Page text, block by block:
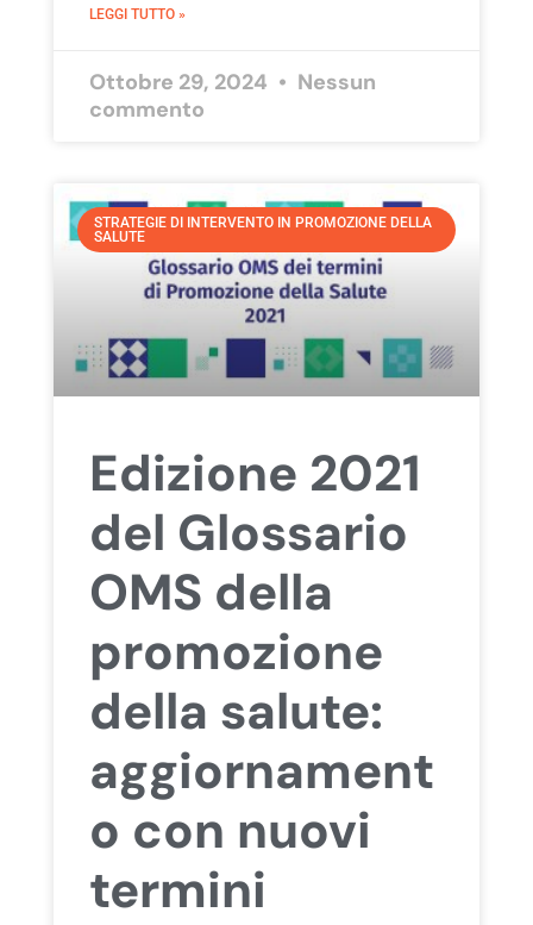
LEGGI TUTTO »
Ottobre 29, 2024
Nessun
commento
STRATEGIE DI INTERVENTO IN PROMOZIONE DELLA
SALUTE
Edizione 2021
del Glossario
OMS della
promozione
della salute:
aggiornament
o con nuovi
termini